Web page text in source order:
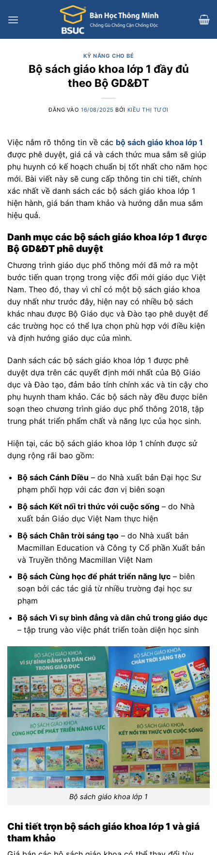
qua
dung
KỸ NĂNG CHO BÉ
Bộ sách giáo khoa lớp 1 đầy đủ
theo Bộ GD&ĐT
ĐĂNG VÀO16/08/2025 BỞI KIỀU THỊ TƯƠI
Việc nắm rõ thông tin về các bộ sách giáo khoa lớp 1
được phê duyệt, giá cả và cách thức mua sắm sẽ giúp
phụ huynh có kế hoạch chuẩn bị tốt nhất cho năm học
mới. Bài viết này sẽ cung cấp thông tin chi tiết, chính
xác nhất về danh sách các bộ sách giáo khoa lớp 1
hiện hành, giá bán tham khảo và hướng dẫn mua sắm
hiệu quả.
Danh mục các bộ sách giáo khoa lớp 1 được
Bộ GD&ĐT phê duyệt
Chương trình giáo dục phổ thông mới đã mở ra một
bước tiến quan trọng trong việc đổi mới giáo dục Việt
Nam. Theo đó, thay vì chỉ có một bộ sách giáo khoa
duy nhất như trước đây, hiện nay có nhiều bộ sách
khác nhau được Bộ Giáo dục và Đào tạo phê duyệt để
các trường học có thể lựa chọn phù hợp với điều kiện
và định hướng giáo dục của mình.
Danh sách các bộ sách giáo khoa lớp 1 được phê
duyệt dựa trên các quyết định mới nhất của Bộ Giáo
dục và Đào tạo, đảm bảo tính chính xác và tin cậy cho
phụ huynh tham khảo. Các bộ sách này đều được biên
soạn theo chương trình giáo dục phổ thông 2018, tập
trung phát triển phẩm chất và năng lực của học sinh.
Hiện tại, các bộ sách giáo khoa lớp 1 chính được sử
dụng rộng rãi bao gồm:
Bộ sách Cánh Diều – do Nhà xuất bản Đại học Sư
phạm phối hợp với các đơn vị biên soạn
Bộ sách Kết nối tri thức với cuộc sống– do Nhà
xuất bản Giáo dục Việt Nam thực hiện
Bộ sách Chân trời sáng tạo– do Nhà xuất bản
Macmillan Education và Công ty Cổ phần Xuất bản
và Truyền thông Macmillan Việt Nam
Bộ sách Cùng học để phát triển năng lực– biên
soạn bởi các tác giả từ nhiều trường đại học sư
phạm
Bộ sách Vì sự bình đẳng và dân chủ trong giáo dục
– tập trung vào việc phát triển toàn diện học sinh
Bộ sách giáo khoa lớp 1
Chi tiết trọn bộ sách giáo khoa lớp 1 và giá
tham khảo